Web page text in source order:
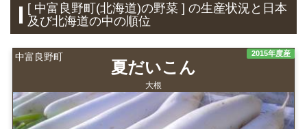
[ 中富良野町(北海道)の野菜 ] の生産状況と日本
及び北海道の中の順位
中富良野町 2015年度産
夏だいこん
大根